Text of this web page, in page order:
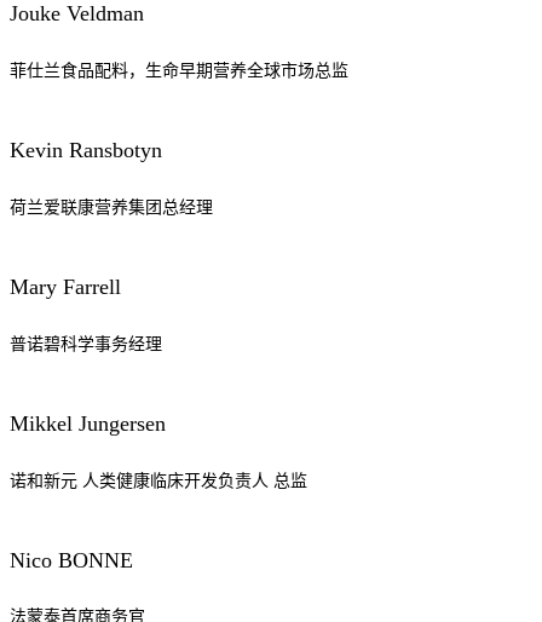
Jouke Veldman
菲仕兰食品配料，生命早期营养全球市场总监
Kevin Ransbotyn
荷兰爱联康营养集团总经理
Mary Farrell
普诺碧科学事务经理
Mikkel Jungersen
诺和新元 人类健康临床开发负责人 总监
Nico BONNE
法蒙泰首席商务官